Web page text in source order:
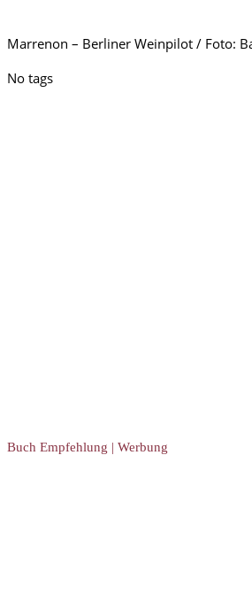
Marrenon – Berliner Weinpilot / Foto:
No tags
Buch Empfehlung | Werbung